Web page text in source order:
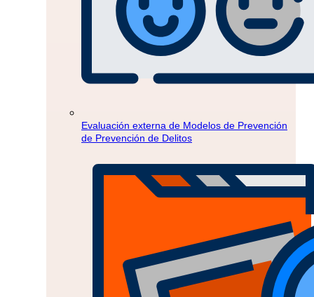
Evaluación externa de Modelos de Prevención
de Prevención de Delitos